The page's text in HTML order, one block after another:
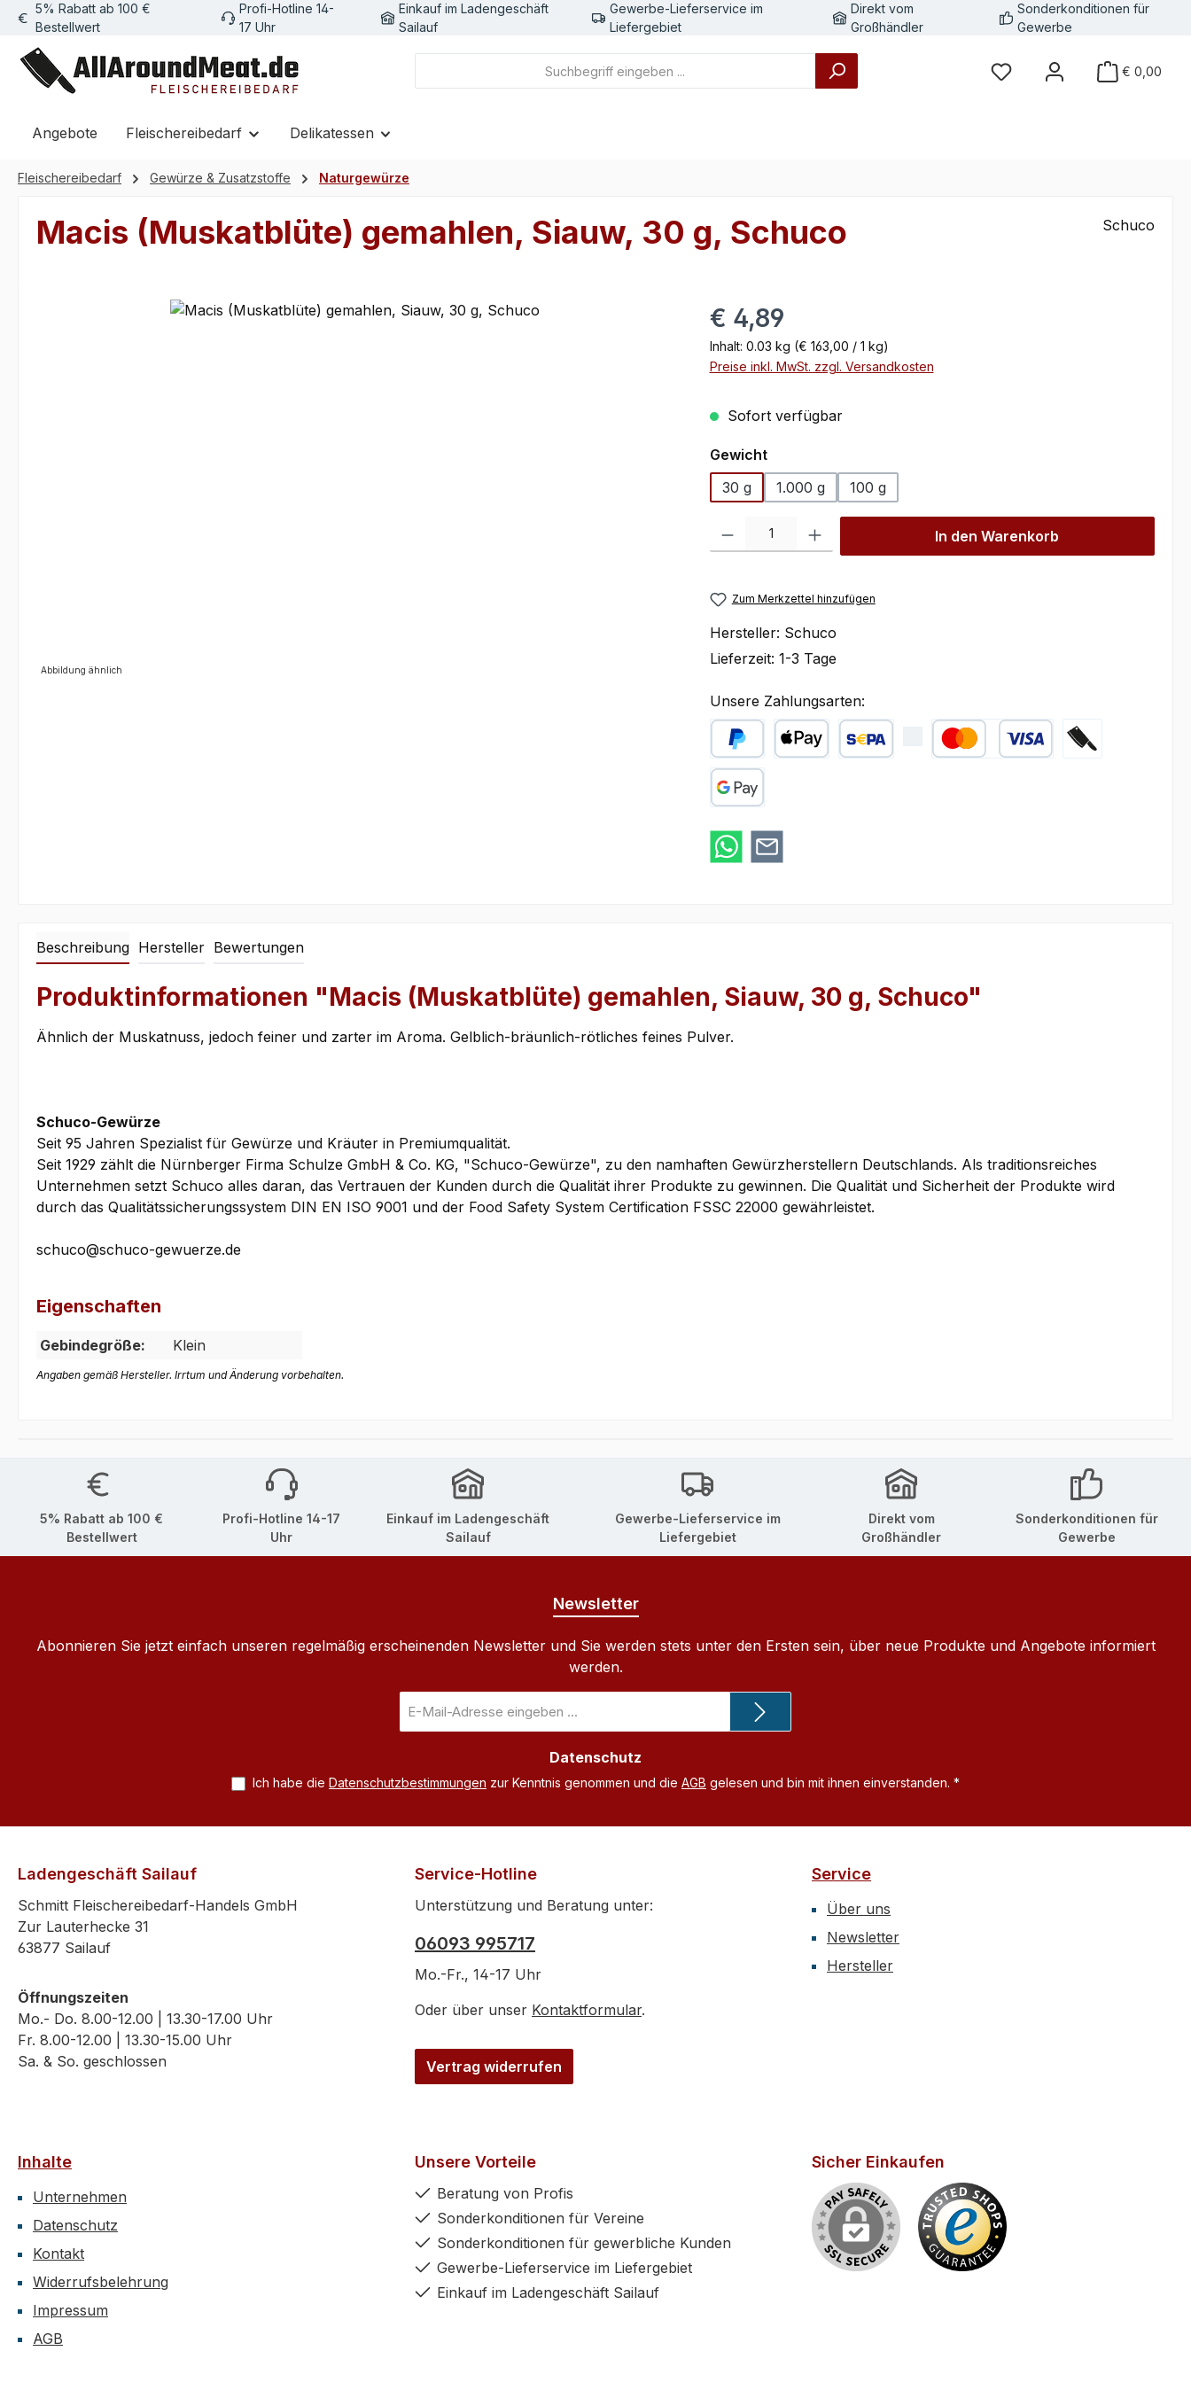
Hauptinhalt springen
Zur Suche springen
Zur Hauptnavigation springen
5% Rabatt ab 100 €
Bestellwert
Profi-Hotline 14-
17 Uhr
Einkauf im Ladengeschäft
Sailauf
Gewerbe-Lieferservice im
Liefergebiet
Direkt vom
Großhändler
Sonderkonditionen für
Gewerbe
€ 0,00
Angebote Fleischereibedarf Delikatessen
Fleischereibedarf Gewürze & Zusatzstoffe Naturgewürze
Macis (Muskatblüte) gemahlen, Siauw, 30 g, Schuco Schuco
Bildergalerie überspringen
Abbildung ähnlich
Regulärer Preis:
€ 4,89
Inhalt: 0.03 kg (€ 163,00 / 1 kg)
Preise inkl. MwSt. zzgl. Versandkosten
Sofort verfügbar
Gewichtauswählen
30 g
1.000 g 100 g
Produkt Anzahl: Gib den gewünschten Wert ein oder benutze die Schaltflächen
In den Warenkorb
Zum Merkzettel hinzufügen
Hersteller: Schuco
Lieferzeit: 1-3 Tage
Unsere Zahlungsarten:
PayPal
Beschreibung Hersteller Bewertungen
Produktinformationen "Macis (Muskatblüte) gemahlen, Siauw, 30 g, Schuco"
Ähnlich der Muskatnuss, jedoch feiner und zarter im Aroma. Gelblich-bräunlich-rötliches feines Pulver.
Schuco-Gewürze
Seit 95 Jahren Spezialist für Gewürze und Kräuter in Premiumqualität.
Seit 1929 zählt die Nürnberger Firma Schulze GmbH & Co. KG, "Schuco-Gewürze", zu den namhaften Gewürzherstellern Deutschlands. Als traditionsreiches
Unternehmen setzt Schuco alles daran, das Vertrauen der Kunden durch die Qualität ihrer Produkte zu gewinnen. Die Qualität und Sicherheit der Produkte wird
durch das Qualitätssicherungssystem DIN EN ISO 9001 und der Food Safety System Certification FSSC 22000 gewährleistet.
schuco@schuco-gewuerze.de
Eigenschaften
Gebindegröße: Klein
Angaben gemäß Hersteller. Irrtum und Änderung vorbehalten.
5% Rabatt ab 100 €
Bestellwert
Profi-Hotline 14-17
Uhr
Einkauf im Ladengeschäft
Sailauf
Gewerbe-Lieferservice im
Liefergebiet
Direkt vom
Großhändler
Sonderkonditionen für
Gewerbe
Newsletter
Abonnieren Sie jetzt einfach unseren regelmäßig erscheinenden Newsletter und Sie werden stets unter den Ersten sein, über neue Produkte und Angebote informiert
werden.
Mail-
Datenschutz
Ich habe die Datenschutzbestimmungen zur Kenntnis genommen und die AGB gelesen und bin mit ihnen einverstanden. *
Service-Hotline
Unterstützung und Beratung unter:
06093 995717
Mo.-Fr., 14-17 Uhr
Oder über unser Kontaktformular.
Vertrag widerrufen
Ladengeschäft Sailauf
Schmitt Fleischereibedarf-Handels GmbH
Zur Lauterhecke 31
63877 Sailauf
Öffnungszeiten
Mo.- Do. 8.00-12.00 | 13.30-17.00 Uhr
Fr. 8.00-12.00 | 13.30-15.00 Uhr
Sa. & So. geschlossen
Service
Über uns
Newsletter
Hersteller
Inhalte
Unternehmen
Datenschutz
Kontakt
Widerrufsbelehrung
Impressum
AGB
Unsere Vorteile
Beratung von Profis
Sonderkonditionen für Vereine
Sonderkonditionen für gewerbliche Kunden
Gewerbe-Lieferservice im Liefergebiet
Einkauf im Ladengeschäft Sailauf
Sicher Einkaufen